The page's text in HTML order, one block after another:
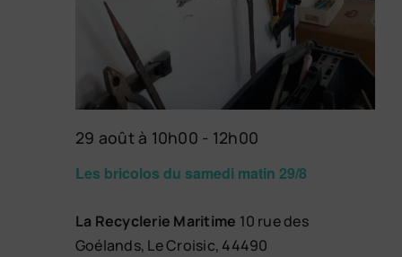
Les bricolos du samedi matin 29/8
29 août à 10h00 - 12h00
La Recyclerie Maritime 10 rue des
Goélands, Le Croisic, 44490